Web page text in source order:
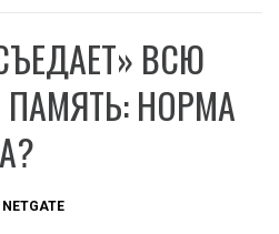
ВСЮ
НОРМА
NETGATE